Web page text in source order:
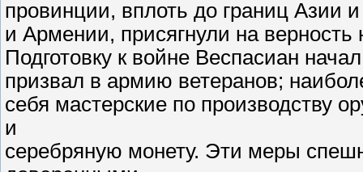
провинции, вплоть до границ Азии
и Армении, присягнули на верность
Подготовку к войне Веспасиан
призвал в армию ветеранов;
себя мастерские по производству
и
серебряную монету. Эти меры